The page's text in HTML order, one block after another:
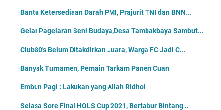
Bantu Ketersediaan Darah PMI, Prajurit TNI dan BNN...
Gelar Pagelaran Seni Budaya,Desa Tambakbaya Sambut...
Club80's Belum Ditakdirkan Juara, Warga FC Jadi C...
Banyak Turnamen, Pemain Tarkam Panen Cuan
Embun Pagi : Lakukan yang Allah Ridhoi
Selasa Sore Final HOLS Cup 2021, Bertabur Bintang...